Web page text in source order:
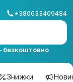
+380633409484
безкоштовно
Знижки